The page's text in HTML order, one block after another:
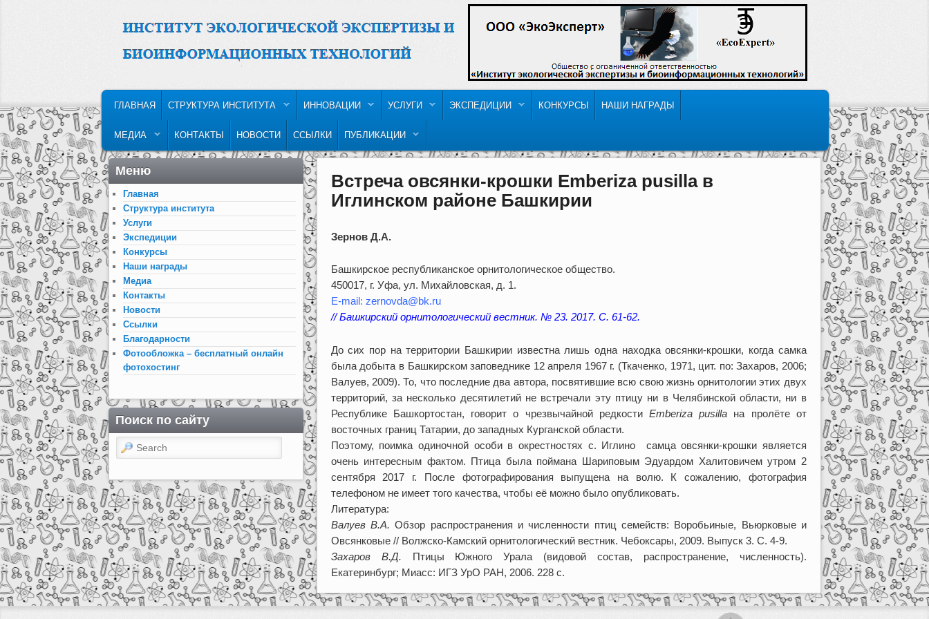
SKIP TO PRIMARY CONTENT
SKIP TO SECONDARY CONTENT
ГЛАВНАЯ СТРУКТУРА ИНСТИТУТА ИННОВАЦИИ УСЛУГИ ЭКСПЕДИЦИИ КОНКУРСЫ НАШИ НАГРАДЫ
МЕДИА КОНТАКТЫ НОВОСТИ ССЫЛКИ ПУБЛИКАЦИИ
Встреча овсянки-крошки Emberiza pusilla в
Иглинском районе Башкирии
Зернов Д.А.
Башкирское республиканское орнитологическое общество.
450017, г. Уфа, ул. Михайловская, д. 1.
E-mail: zernovda@bk.ru
// Башкирский орнитологический вестник. № 23. 2017. С. 61-62.
До сих пор на территории Башкирии известна лишь одна находка овсянки-крошки, когда самка
была добыта в Башкирском заповеднике 12 апреля 1967 г. (Ткаченко, 1971, цит. по: Захаров, 2006;
Валуев, 2009). То, что последние два автора, посвятившие всю свою жизнь орнитологии этих двух
территорий, за несколько десятилетий не встречали эту птицу ни в Челябинской области, ни в
Республике Башкортостан, говорит о чрезвычайной редкости Emberiza pusilla на пролёте от
восточных границ Татарии, до западных Курганской области.
Поэтому, поимка одиночной особи в окрестностях с. Иглино самца овсянки-крошки является
очень интересным фактом. Птица была поймана Шариповым Эдуардом Халитовичем утром 2
сентября 2017 г. После фотографирования выпущена на волю. К сожалению, фотография
телефоном не имеет того качества, чтобы её можно было опубликовать.
Литература:
Валуев В.А.Обзор распространения и численности птиц семейств: Воробьиные, Вьюрковые и
Овсянковые // Волжско-Камский орнитологический вестник. Чебоксары, 2009. Выпуск 3. С. 4-9.
Захаров В.Д. Птицы Южного Урала (видовой состав, распространение, численность).
Екатеринбург; Миасс: ИГЗ УрО РАН, 2006. 228 с.
Меню
Главная
Структура института
Услуги
Экспедиции
Конкурсы
Наши награды
Медиа
Контакты
Новости
Ссылки
Благодарности
Фотообложка – бесплатный онлайн
фотохостинг
Поиск по сайту
Search